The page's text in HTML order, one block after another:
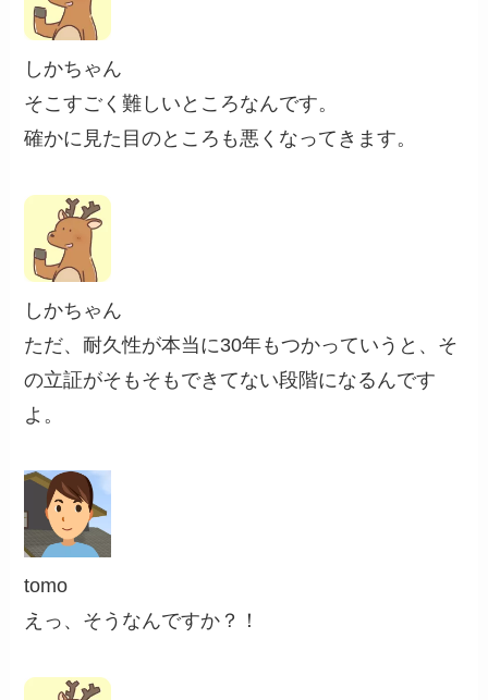
しかちゃん
そこすごく難しいところなんです。
確かに見た目のところも悪くなってきます。
しかちゃん
ただ、耐久性が本当に30年もつかっていうと、そ
の立証がそもそもできてない段階になるんです
よ。
tomo
えっ、そうなんですか？！